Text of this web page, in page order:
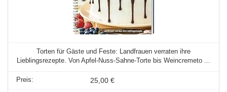
Torten für Gäste und Feste: Landfrauen verraten ihre
Lieblingsrezepte. Von Apfel-Nuss-Sahne-Torte bis Weincremeto ...
25,00 €